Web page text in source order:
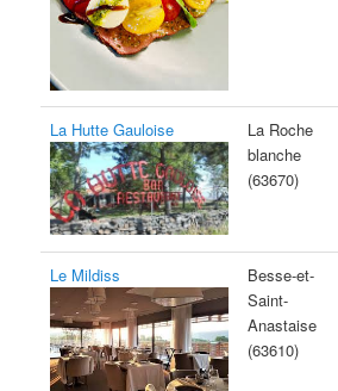
La Hutte Gauloise
La Roche
blanche
(63670)
Le Mildiss
Besse-et-
Saint-
Anastaise
(63610)